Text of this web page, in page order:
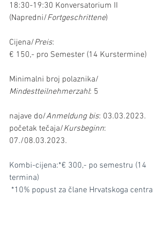
18:30-19:30 Konversatorium II
(Napredni/Fortgeschrittene)
Cijena/Preis:
€ 150,- pro Semester (14 Kurstermine)
Minimalni broj polaznika/
Mindestteilnehmerzahl: 5
najave do/Anmeldung bis: 03.03.2023.
početak tečaja/Kursbeginn:
07./08.03.2023.
Kombi-cijena:*€ 300,- po semestru (14
termina)
*10% popust za člane Hrvatskoga centra